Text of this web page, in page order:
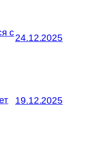
с24.12.2025
19.12.2025